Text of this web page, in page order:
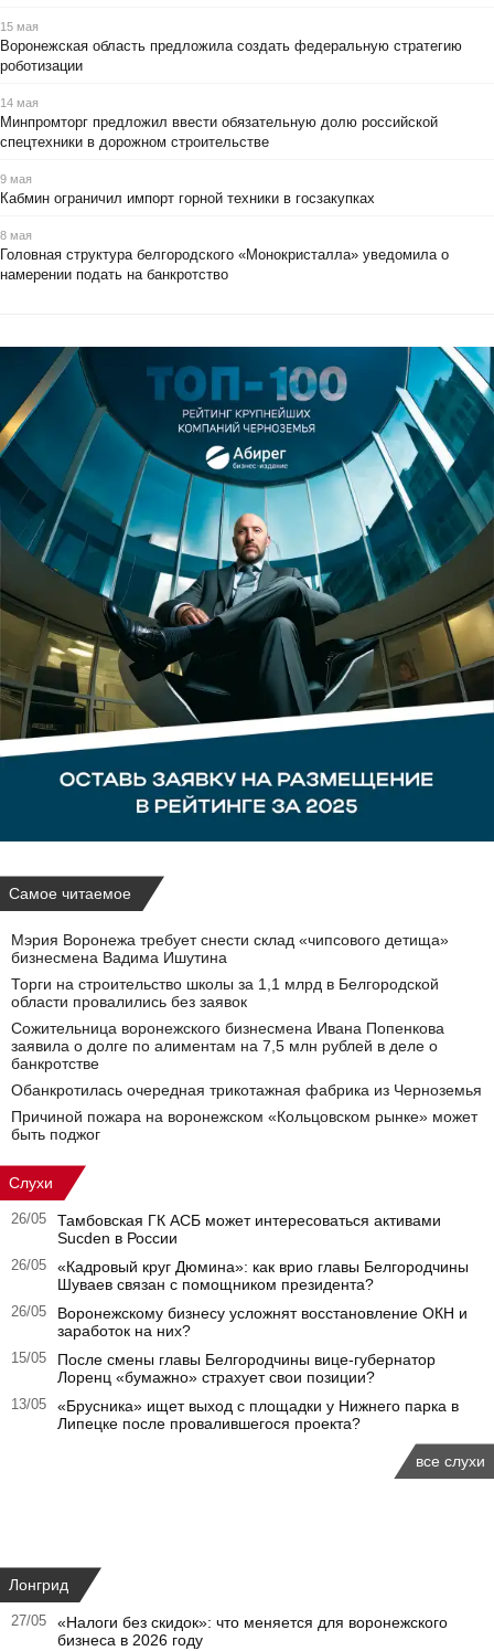
15 мая
Воронежская область предложила создать федеральную стратегию
роботизации
14 мая
Минпромторг предложил ввести обязательную долю российской
спецтехники в дорожном строительстве
9 мая
Кабмин ограничил импорт горной техники в госзакупках
8 мая
Головная структура белгородского «Монокристалла» уведомила о
намерении подать на банкротство
Самое читаемое
Мэрия Воронежа требует снести склад «чипсового детища»
бизнесмена Вадима Ишутина
Торги на строительство школы за 1,1 млрд в Белгородской
области провалились без заявок
Сожительница воронежского бизнесмена Ивана Попенкова
заявила о долге по алиментам на 7,5 млн рублей в деле о
банкротстве
Обанкротилась очередная трикотажная фабрика из Черноземья
Причиной пожара на воронежском «Кольцовском рынке» может
быть поджог
Слухи
26/05
Тамбовская ГК АСБ может интересоваться активами
Sucden в России
26/05
«Кадровый круг Дюмина»: как врио главы Белгородчины
Шуваев связан с помощником президента?
26/05
Воронежскому бизнесу усложнят восстановление ОКН и
заработок на них?
15/05
После смены главы Белгородчины вице-губернатор
Лоренц «бумажно» страхует свои позиции?
13/05
«Брусника» ищет выход с площадки у Нижнего парка в
Липецке после провалившегося проекта?
все слухи
Лонгрид
27/05
«Налоги без скидок»: что меняется для воронежского
бизнеса в 2026 году